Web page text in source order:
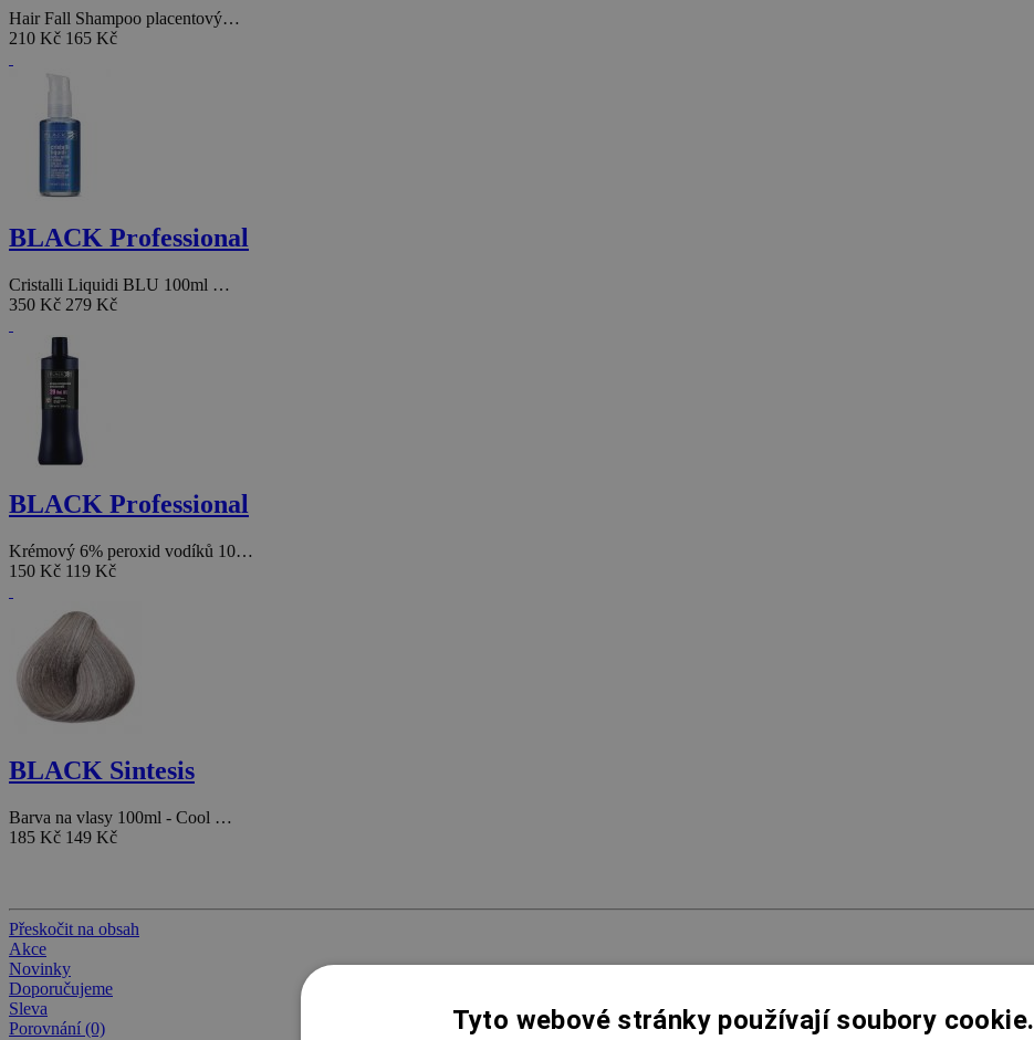
Hair Fall Shampoo placentový…
210 Kč 165 Kč
BLACK Professional
Cristalli Liquidi BLU 100ml …
350 Kč 279 Kč
BLACK Professional
Krémový 6% peroxid vodíků 10…
150 Kč 119 Kč
BLACK Sintesis
Barva na vlasy 100ml - Cool …
185 Kč 149 Kč
Přeskočit na obsah
Akce
Novinky
Doporučujeme
Sleva
Porovnání (0)
Tyto webové stránky používají soubory cookie.